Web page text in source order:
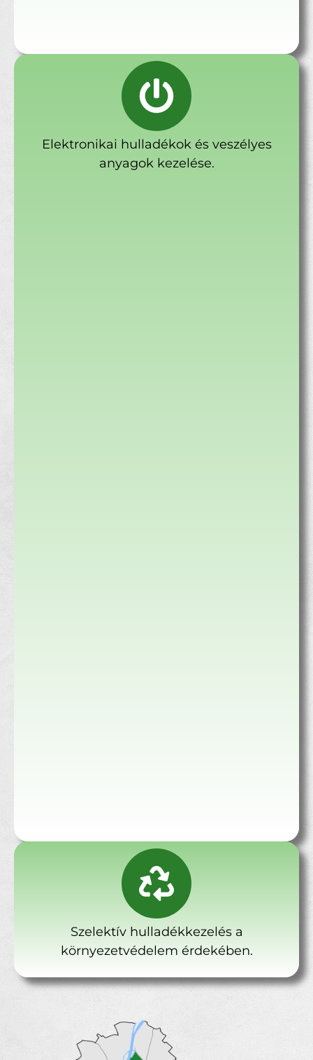
Elektronikai hulladékok és veszélyes
anyagok kezelése.
Szelektív hulladékkezelés a
környezetvédelem érdekében.